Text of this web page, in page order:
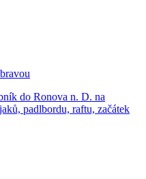
do Ronova n. D. na
padlbordu, raftu, začátek